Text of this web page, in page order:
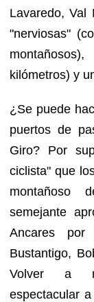
Lavaredo, Val
"nerviosas"
kilómetros) y
¿Se puede
puertos de
Giro? Por
ciclista" que
montañoso
semejante
Ancares
Bustantigo,
Volver a
espectacular